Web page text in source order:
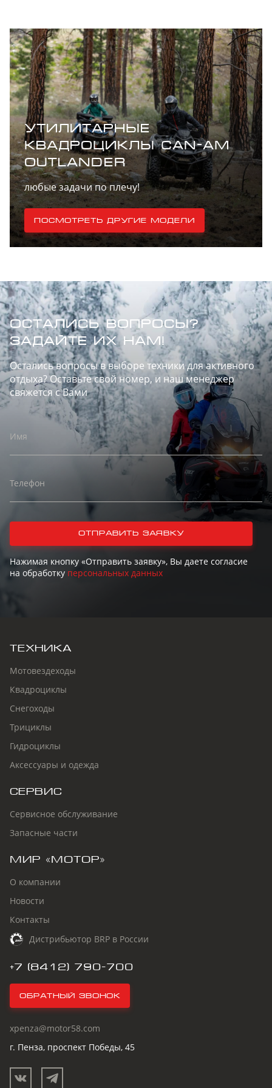
щитки руля
Расширители
крыльев
Функциональные
особенности
квадроциклов
категории «T»
-
УТИЛИТАРНЫЕ
КВАДРОЦИКЛЫ CAN-AM
OUTLANDER
любые задачи по плечу!
Посмотреть другие модели
ОСТАЛИСЬ ВОПРОСЫ?
ЗАДАЙТЕ ИХ НАМ!
Остались вопросы в выборе техники для активного
отдыха? Оставьте свой номер, и наш менеджер
свяжется с Вами
Имя
Телефон
отправить заявку
Нажимая кнопку «Отправить заявку», Вы даете согласие
на обработку персональных данных
ТЕХНИКА
Мотовездеходы
Квадроциклы
Снегоходы
Трициклы
Гидроциклы
Аксессуары и одежда
СЕРВИС
Сервисное обслуживание
Запасные части
МИР «МОТОР»
О компании
Новости
Контакты
Дистрибьютор BRP в России
+7 (8412) 790-700
Обратный звонок
xpenza@motor58.com
г. Пенза, проспект Победы, 45